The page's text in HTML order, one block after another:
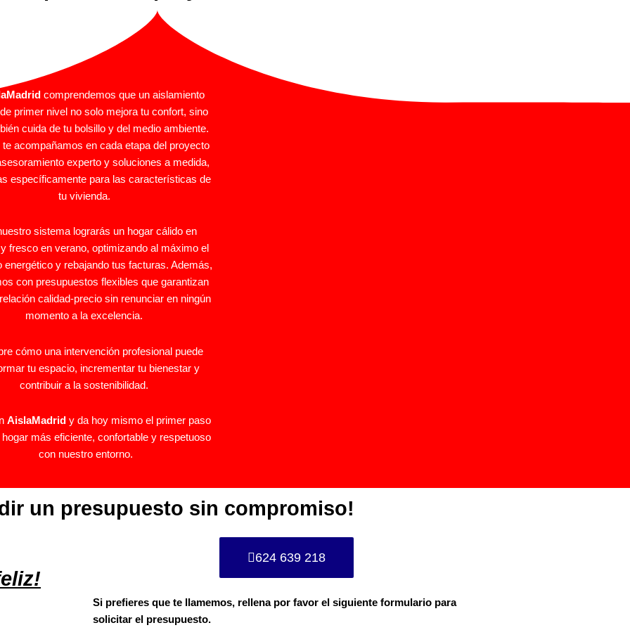
comprendemos que un aislamiento
primer nivel no solo mejora tu confort, sino
cuida de tu bolsillo y del medio ambiente.
te acompañamos en cada etapa del proyecto
experto y soluciones a medida,
específicamente para las características de
tu vivienda.
sistema lograrás un hogar cálido en
fresco en verano, optimizando al máximo el
energético y rebajando tus facturas. Además,
con presupuestos flexibles que garantizan
calidad-precio sin renunciar en ningún
momento a la excelencia.
cómo una intervención profesional puede
tu espacio, incrementar tu bienestar y
contribuir a la sostenibilidad.
AislaMadrid y da hoy mismo el primer paso
hogar más eficiente, confortable y respetuoso
con nuestro entorno.
un presupuesto sin compromiso!
624 639 218
Si prefieres que te llamemos, rellena por favor el siguiente formulario para
solicitar el presupuesto.